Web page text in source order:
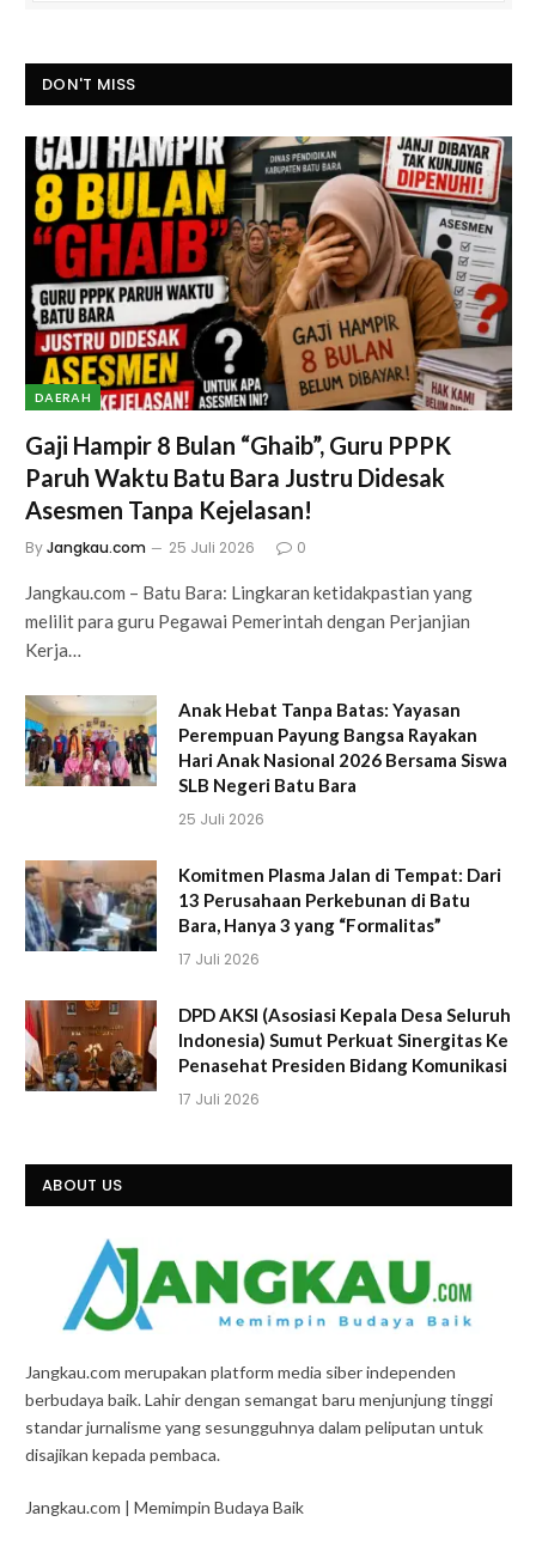
DON'T MISS
DAERAH
Gaji Hampir 8 Bulan “Ghaib”, Guru PPPK
Paruh Waktu Batu Bara Justru Didesak
Asesmen Tanpa Kejelasan!
ByJangkau.com 25 Juli 2026 0
Jangkau.com – Batu Bara: Lingkaran ketidakpastian yang
melilit para guru Pegawai Pemerintah dengan Perjanjian
Kerja…
Anak Hebat Tanpa Batas: Yayasan
Perempuan Payung Bangsa Rayakan
Hari Anak Nasional 2026 Bersama Siswa
SLB Negeri Batu Bara
25 Juli 2026
Komitmen Plasma Jalan di Tempat: Dari
13 Perusahaan Perkebunan di Batu
Bara, Hanya 3 yang “Formalitas”
17 Juli 2026
DPD AKSI (Asosiasi Kepala Desa Seluruh
Indonesia) Sumut Perkuat Sinergitas Ke
Penasehat Presiden Bidang Komunikasi
17 Juli 2026
ABOUT US
Jangkau.com merupakan platform media siber independen
berbudaya baik. Lahir dengan semangat baru menjunjung tinggi
standar jurnalisme yang sesungguhnya dalam peliputan untuk
disajikan kepada pembaca.
Jangkau.com | Memimpin Budaya Baik